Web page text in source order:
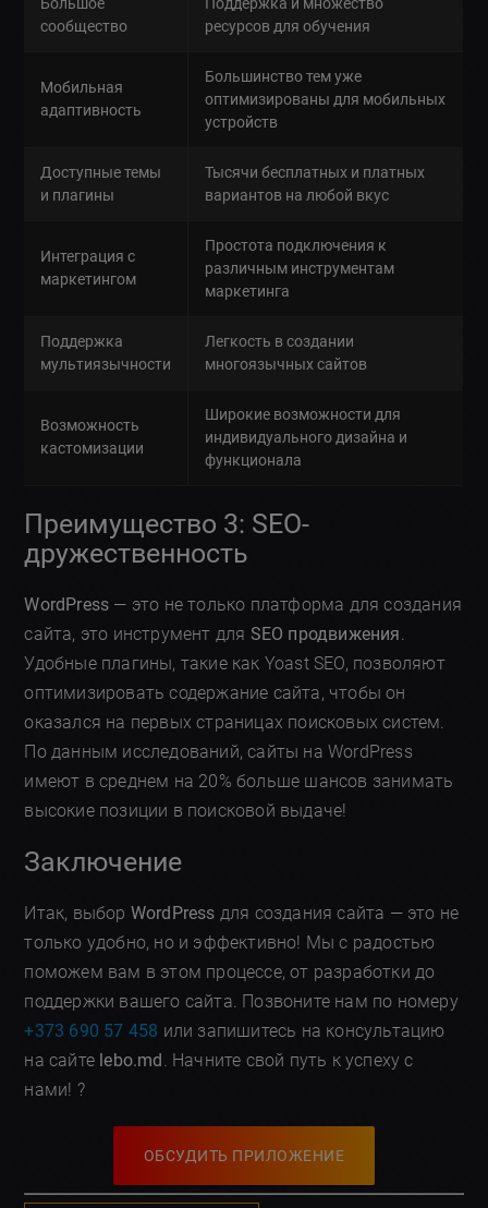
Большое
сообщество
Поддержка и множество
ресурсов для обучения
Мобильная
адаптивность
Большинство тем уже
оптимизированы для мобильных
устройств
Доступные темы
и плагины
Тысячи бесплатных и платных
вариантов на любой вкус
Интеграция с
маркетингом
Простота подключения к
различным инструментам
маркетинга
Поддержка
мультиязычности
Легкость в создании
многоязычных сайтов
Возможность
кастомизации
Широкие возможности для
индивидуального дизайна и
функционала
Преимущество 3: SEO-
дружественность
WordPress — это не только платформа для создания
сайта, это инструмент для SEO продвижения
Удобные плагины, такие как Yoast SEO, позволяют
оптимизировать содержание сайта, чтобы он
оказался на первых страницах поисковых систем.
По данным исследований, сайты на WordPress
имеют в среднем на 20% больше шансов занимать
высокие позиции в поисковой выдаче!
Заключение
Итак, выбор WordPress для создания сайта — это не
только удобно, но и эффективно! Мы с радостью
поможем вам в этом процессе, от разработки до
поддержки вашего сайта. Позвоните нам по номеру
+373 690 57 458 или запишитесь на консультацию
на сайте lebo.md. Начните свой путь к успеху с
нами! ?
ОБСУДИТЬ ПРИЛОЖЕНИЕ